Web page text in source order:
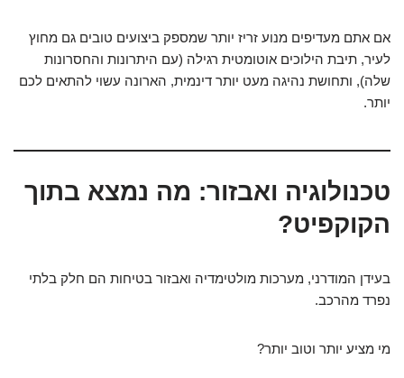
אם אתם מעדיפים מנוע זריז יותר שמספק ביצועים טובים גם מחוץ
לעיר, תיבת הילוכים אוטומטית רגילה (עם היתרונות והחסרונות
שלה), ותחושת נהיגה מעט יותר דינמית, הארונה עשוי להתאים לכם
יותר.
טכנולוגיה ואבזור: מה נמצא בתוך
הקוקפיט?
בעידן המודרני, מערכות מולטימדיה ואבזור בטיחות הם חלק בלתי
נפרד מהרכב.
מי מציע יותר וטוב יותר?